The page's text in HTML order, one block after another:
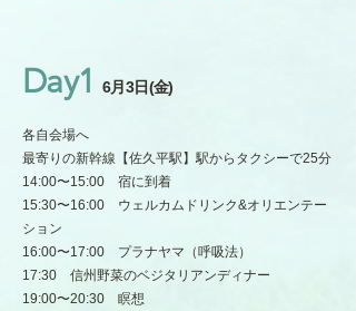
Day1 6月3日(金)
各自会場へ
最寄りの新幹線【佐久平駅】駅からタクシーで25分
14:00〜15:00 宿に到着
15:30〜16:00 ウェルカムドリンク&オリエンテー
ション
16:00〜17:00 プラナヤマ（呼吸法）
17:30 信州野菜のベジタリアンディナー
19:00〜20:30 瞑想